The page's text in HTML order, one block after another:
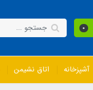
0
آشپزخانه اتاق نشیمن